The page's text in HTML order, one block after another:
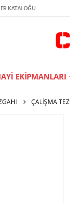
KATALOĞU
EKIPMANLARI
ÇALIŞMA